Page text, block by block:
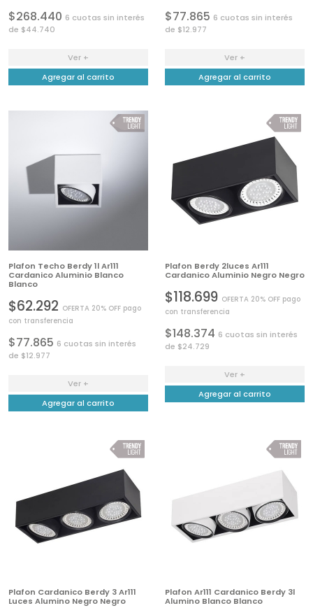
$268.440 6 cuotas sin interés
de $44.740
Ver +
Agregar al carrito
$77.865 6 cuotas sin interés
de $12.977
Ver +
Agregar al carrito
Plafon Techo Berdy 1l Ar111
Cardanico Aluminio Blanco
Blanco
$62.292 OFERTA 20% OFF pago
con transferencia
$77.865 6 cuotas sin interés
de $12.977
Ver +
Agregar al carrito
Plafon Berdy 2luces Ar111
Cardanico Aluminio Negro Negro
$118.699 OFERTA 20% OFF pago
con transferencia
$148.374 6 cuotas sin interés
de $24.729
Ver +
Agregar al carrito
Plafon Cardanico Berdy 3 Ar111
Luces Alumino Negro Negro
Plafon Ar111 Cardanico Berdy 3l
Alumino Blanco Blanco